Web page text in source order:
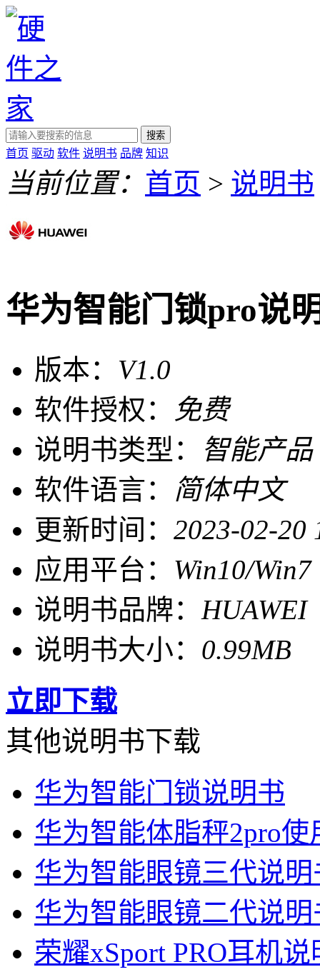
搜索
首页 驱动 软件 说明书 品牌 知识
当前位置： 首页 > 说明书
华为智能门锁pro说
版本： V1.0
软件授权：
免费
说明书类型：
智能产品
软件语言： 简体中文
更新时间： 2023-02-20
应用平台： Win10/Win7
说明书品牌： HUAWEI
说明书大小： 0.99MB
立即下载
其他说明书下载
华为智能门锁说明书
华为智能体脂秤2pro使
华为智能眼镜三代说明
华为智能眼镜二代说明
荣耀xSport PRO耳机说